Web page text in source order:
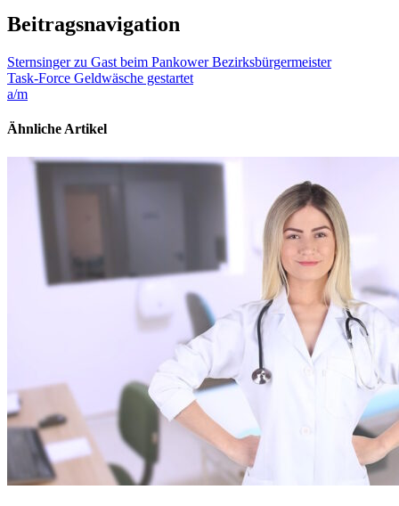
Beitragsnavigation
Sternsinger zu Gast beim Pankower Bezirksbürgermeister
Task-Force Geldwäsche gestartet
a/m
Ähnliche Artikel